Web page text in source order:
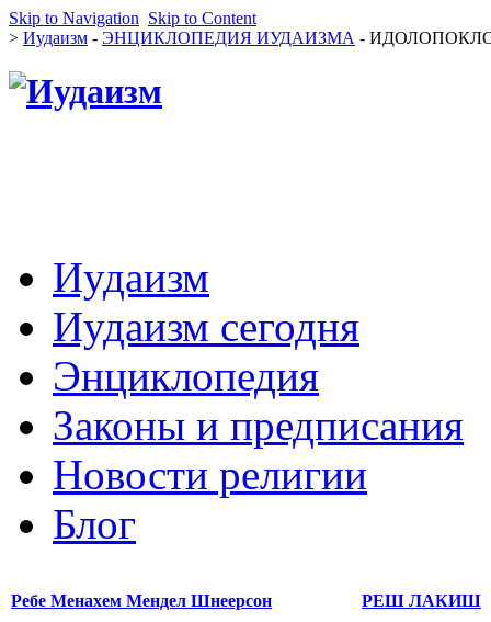
Skip to Navigation Skip to Content
> Иудаизм - ЭНЦИКЛОПЕДИЯ ИУДАИЗМА -
Иудаизм
Иудаизм сегодня
Энциклопедия
Законы и предписания
Новости религии
Блог
Ребе Менахем Мендел Шнеерсон РЕШ ЛАКИШ